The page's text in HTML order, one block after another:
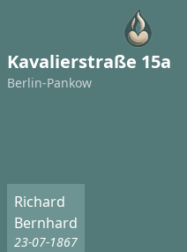
Kavalierstraße 15a
Berlin-Pankow
Richard
Bernhard
23-07-1867